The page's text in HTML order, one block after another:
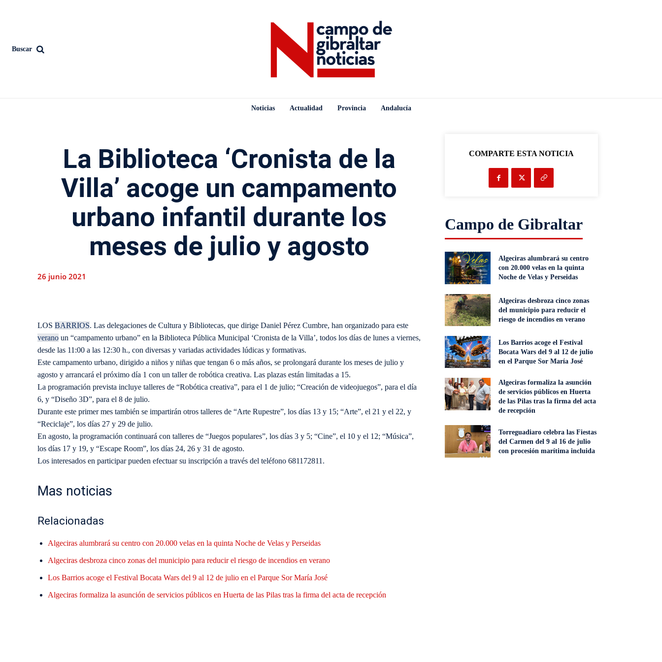
Buscar
Noticias Actualidad Provincia Andalucía
La Biblioteca ‘Cronista de la
Villa’ acoge un campamento
urbano infantil durante los
meses de julio y agosto
26 junio 2021
LOS BARRIOS. Las delegaciones de Cultura y Bibliotecas, que dirige Daniel Pérez Cumbre, han organizado para este
verano un “campamento urbano” en la Biblioteca Pública Municipal ‘Cronista de la Villa’, todos los días de lunes a viernes,
desde las 11:00 a las 12:30 h., con diversas y variadas actividades lúdicas y formativas.
Este campamento urbano, dirigido a niños y niñas que tengan 6 o más años, se prolongará durante los meses de julio y
agosto y arrancará el próximo día 1 con un taller de robótica creativa. Las plazas están limitadas a 15.
La programación prevista incluye talleres de “Robótica creativa”, para el 1 de julio; “Creación de videojuegos”, para el día
6, y “Diseño 3D”, para el 8 de julio.
Durante este primer mes también se impartirán otros talleres de “Arte Rupestre”, los días 13 y 15; “Arte”, el 21 y el 22, y
“Reciclaje”, los días 27 y 29 de julio.
En agosto, la programación continuará con talleres de “Juegos populares”, los días 3 y 5; “Cine”, el 10 y el 12; “Música”,
los días 17 y 19, y “Escape Room”, los días 24, 26 y 31 de agosto.
Los interesados en participar pueden efectuar su inscripción a través del teléfono 681172811.
Mas noticias
Relacionadas
Algeciras alumbrará su centro con 20.000 velas en la quinta Noche de Velas y Perseidas
Algeciras desbroza cinco zonas del municipio para reducir el riesgo de incendios en verano
Los Barrios acoge el Festival Bocata Wars del 9 al 12 de julio en el Parque Sor María José
Algeciras formaliza la asunción de servicios públicos en Huerta de las Pilas tras la firma del acta de recepción
COMPARTE ESTA NOTICIA
Campo de Gibraltar
Algeciras alumbrará su centro
con 20.000 velas en la quinta
Noche de Velas y Perseidas
Algeciras desbroza cinco zonas
del municipio para reducir el
riesgo de incendios en verano
Los Barrios acoge el Festival
Bocata Wars del 9 al 12 de julio
en el Parque Sor María José
Algeciras formaliza la asunción
de servicios públicos en Huerta
de las Pilas tras la firma del acta
de recepción
Torreguadiaro celebra las Fiestas
del Carmen del 9 al 16 de julio
con procesión marítima incluida